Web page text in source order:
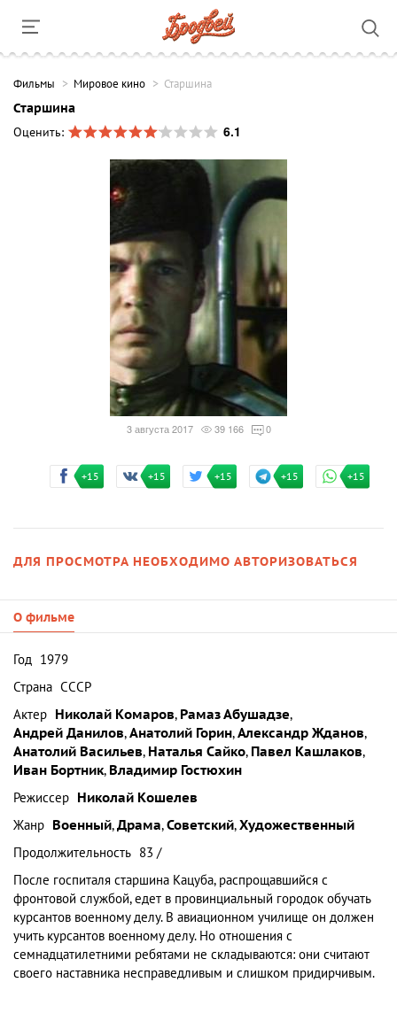
Фильмы Мировое кино Старшина
Старшина
Оценить:
6.1
3 августа 2017 39 166 0
+15 +15 +15 +15 +15
ДЛЯ ПРОСМОТРА НЕОБХОДИМО АВТОРИЗОВАТЬСЯ
О фильме
Год 1979
Страна СССР
Актер Николай Комаров, Рамаз Абушадзе,
Андрей Данилов,Анатолий Горин,Александр Жданов,
Анатолий Васильев, Наталья Сайко, Павел Кашлаков,
Иван Бортник, Владимир Гостюхин
Режиссер Николай Кошелев
Жанр Военный,Драма,Советский,Художественный
Продолжительность 83 /
После госпиталя старшина Кацуба, распрощавшийся с
фронтовой службой, едет в провинциальный городок обучать
курсантов военному делу. В авиационном училище он должен
учить курсантов военному делу. Но отношения с
семнадцатилетними ребятами не складываются: они считают
своего наставника несправедливым и слишком придирчивым.